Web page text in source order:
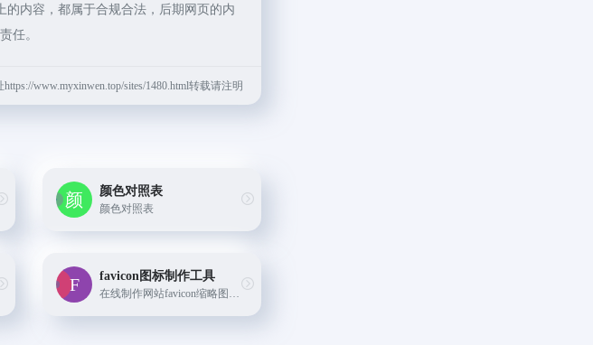
的内容，都属于合规合法，后期网页的内
任。
www.myxinwen.top/sites/1480.html转载请注明
颜色对照表
颜色对照表
favicon图标制作工具
在线制作网站favicon缩略图，支持透明背景和多种格式导出，轻松制作网站ICO图标